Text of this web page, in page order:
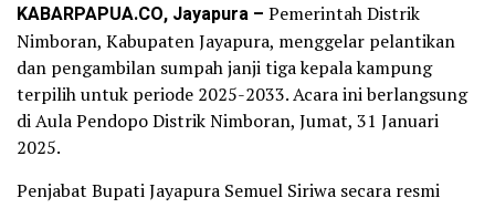
KABARPAPUA.CO, Jayapura – Pemerintah Distrik
Nimboran, Kabupaten Jayapura, menggelar pelantikan
dan pengambilan sumpah janji tiga kepala kampung
terpilih untuk periode 2025-2033. Acara ini berlangsung
di Aula Pendopo Distrik Nimboran, Jumat, 31 Januari
2025.
Penjabat Bupati Jayapura Semuel Siriwa secara resmi